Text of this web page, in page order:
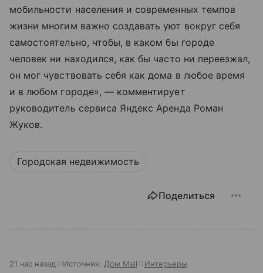
мобильности населения и современных темпов
жизни многим важно создавать уют вокруг себя
самостоятельно, чтобы, в каком бы городе
человек ни находился, как бы часто ни переезжал,
он мог чувствовать себя как дома в любое время
и в любом городе», — комментирует
руководитель сервиса Яндекс Аренда Роман
Жуков.
Городская недвижимость
Поделиться
21 час назад Источник: Дом Mail Интерьеры